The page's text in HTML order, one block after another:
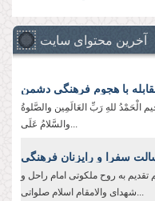
آخرین محتوای سایت
الْحَمْدُ للهِ رَبِّ العَالَمِین والصَّلوةُ
والسَّلامُ عَلَی...
تقدیم به روح ملکوتی امام راحل و
شهدای والامقام اسلام صلواتی...